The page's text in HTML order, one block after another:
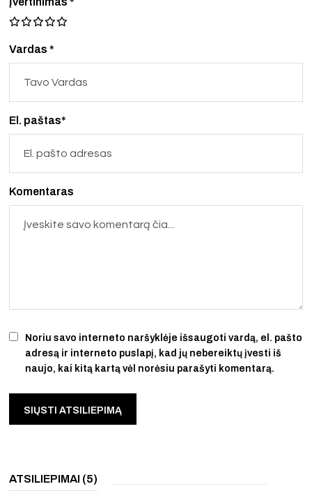
Vardas *
El. paštas*
Noriu savo interneto naršyklėje išsaugoti vardą, el. pašto
adresą ir interneto puslapį, kad jų nebereiktų įvesti iš
naujo, kai kitą kartą vėl norėsiu parašyti komentarą.
Komentaras
ATSILIEPIMAI (5)